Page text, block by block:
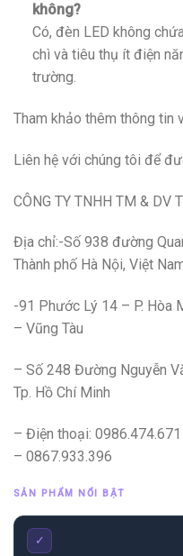
không?
Có, đèn LED không
chì và tiêu thụ ít điện
trường.
Tham khảo thêm thông tin
Liên hệ với chúng tôi để
CÔNG TY TNHH TM & DV
Địa chỉ:-Số 938 đường
Thành phố Hà Nội, Việt
-91 Phước Lý 14 – P. Hòa
– Vũng Tàu
– Số 248 Đường Nguyễn
Tp. Hồ Chí Minh
– Điện thoại:
– 0867.933.396
SẢN PHẨM NỔI BẬT
✓